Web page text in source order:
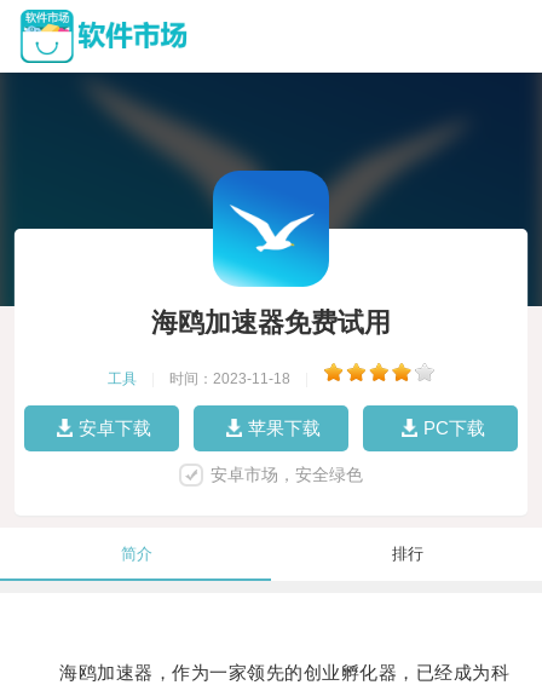
海鸥加速器免费试用
工具 时间：2023-11-18
安卓下载 苹果下载 PC下载
安卓市场，安全绿色
简介 排行
海鸥加速器，作为一家领先的创业孵化器，已经成为科